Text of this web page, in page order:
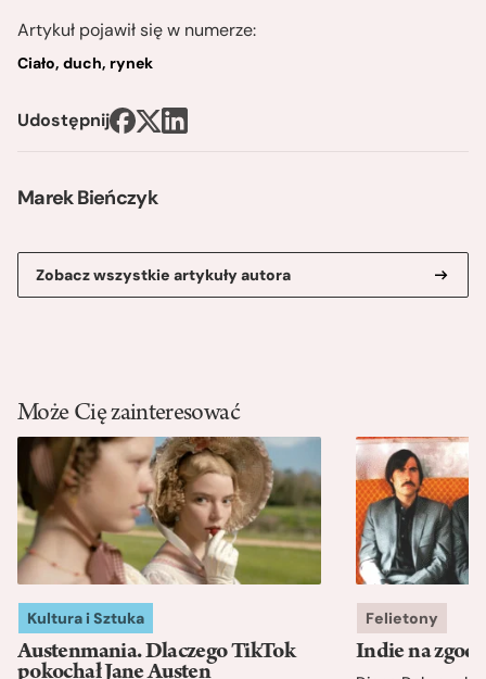
Marek Bieńczyk
Zobacz wszystkie artykuły autora
Artykuł pojawił się w numerze:
Ciało, duch, rynek
Udostępnij
Może Cię zainteresować
Kultura i Sztuka
Austenmania. Dlaczego TikTok
pokochał Jane Austen
Felietony
Indie na